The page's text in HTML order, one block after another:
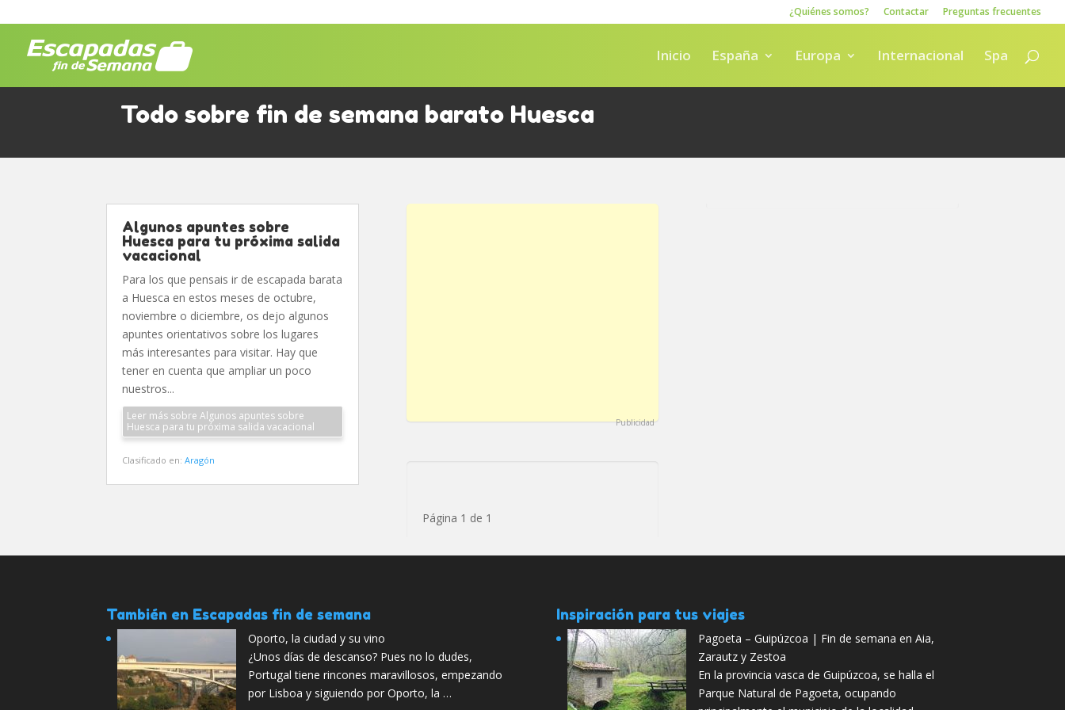
¿Quiénes somos? Contactar Preguntas frecuentes
Inicio España Europa Internacional Spa
Todo sobre fin de semana barato Huesca
Algunos apuntes sobre
Huesca para tu próxima salida
vacacional
Para los que pensais ir de escapada barata
a Huesca en estos meses de octubre,
noviembre o diciembre, os dejo algunos
apuntes orientativos sobre los lugares
más interesantes para visitar. Hay que
tener en cuenta que ampliar un poco
nuestros...
Leer más sobre Algunos apuntes sobre
Huesca para tu próxima salida vacacional
Clasificado en:Aragón
Publicidad
Página 1 de 1
También en Escapadas fin de semana
Oporto, la ciudad y su vino
¿Unos días de descanso? Pues no lo dudes,
Portugal tiene rincones maravillosos, empezando
por Lisboa y siguiendo por Oporto, la …
Inspiración para tus viajes
Pagoeta – Guipúzcoa | Fin de semana en Aia,
Zarautz y Zestoa
En la provincia vasca de Guipúzcoa, se halla el
Parque Natural de Pagoeta, ocupando